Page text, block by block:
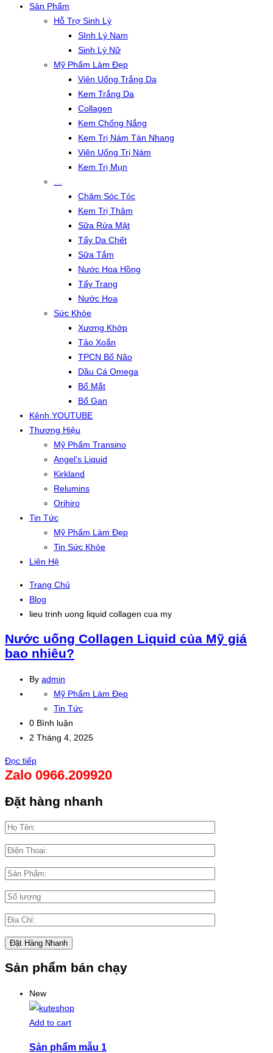
Sản Phẩm
Hỗ Trợ Sinh Lý
SInh Lý Nam
Sinh Lý Nữ
Mỹ Phẩm Làm Đẹp
Viên Uống Trắng Da
Kem Trắng Da
Collagen
Kem Chống Nắng
Kem Trị Nám Tàn Nhang
Viên Uống Trị Nám
Kem Trị Mụn
Chăm Sóc Tóc
Kem Trị Thâm
Sữa Rửa Mặt
Tẩy Da Chết
Sữa Tắm
Nước Hoa Hồng
Tẩy Trang
Nước Hoa
Sức Khỏe
Xương Khớp
Tảo Xoắn
TPCN Bổ Não
Dầu Cá Omega
Bổ Mắt
Bổ Gan
Kênh YOUTUBE
Thương Hiệu
Mỹ Phẩm Transino
Angel’s Liquid
Kirkland
Relumins
Orihiro
Tin Tức
Mỹ Phẩm Làm Đẹp
Tin Sức Khỏe
Liên Hệ
Trang Chủ
Blog
lieu trinh uong liquid collagen cua my
Nước uống Collagen Liquid của Mỹ giá
bao nhiêu?
By admin
Mỹ Phẩm Làm Đẹp
Tin Tức
0 Bình luận
2 Tháng 4, 2025
Đọc tiếp
Zalo 0966.209920
Đặt hàng nhanh
Sản phẩm bán chạy
New
Add to cart
Sản phẩm mẫu 1